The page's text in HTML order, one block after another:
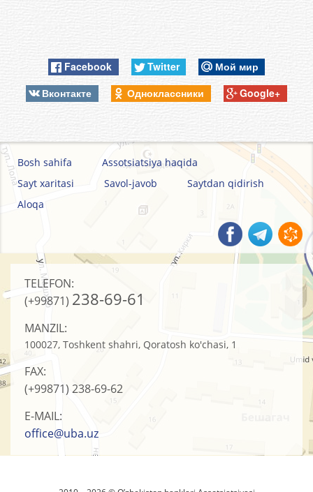
Facebook Twitter
Мой мир
Вконтакте
Одноклассники Google+
Bosh sahifa
Assotsiatsiya haqida
Sayt xaritasi
Savol-javob
Saytdan qidirish
Aloqa
TELEFON:
(+99871) 238-69-61
MANZIL:
100027, Toshkent shahri, Qoratosh ko'chasi, 1
FAX:
(+99871) 238-69-62
E-MAIL:
office@uba.uz